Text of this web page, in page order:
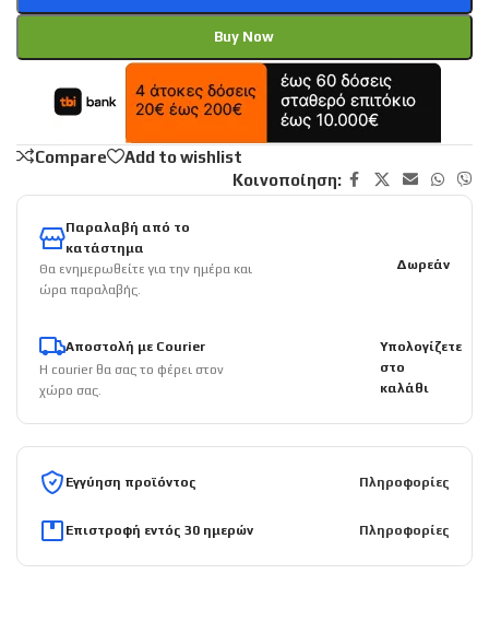
Buy Now
Compare
Add to wishlist
Κοινοποίηση:
Παραλαβή από το
κατάστημα
Θα ενημερωθείτε για την ημέρα και
ώρα παραλαβής.
Δωρεάν
Αποστολή με Courier
Η courier θα σας το φέρει στον
χώρο σας.
Υπολογίζετε
στο
καλάθι
Εγγύηση προϊόντος Πληροφορίες
Επιστροφή εντός 30 ημερών Πληροφορίες